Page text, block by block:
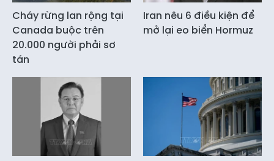
Cháy rừng lan rộng tại
Canada buộc trên
20.000 người phải sơ
tán
Iran nêu 6 điều kiện để
mở lại eo biển Hormuz